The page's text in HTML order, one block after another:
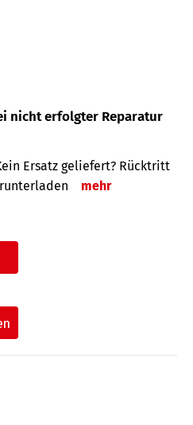
nicht erfolgter Reparatur
Ersatz geliefert? Rücktritt
mehr